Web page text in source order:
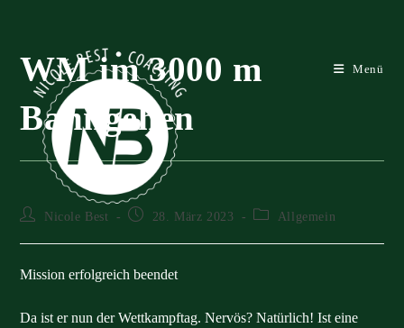
springen
Menü
WM im 3000 m
Bahngehen
Beitrags-Nicole Best
Beitrag28. März 2023
Beitrags-Allgemein
Mission erfolgreich beendet
Da ist er nun der Wettkampftag. Nervös? Natürlich! Ist eine